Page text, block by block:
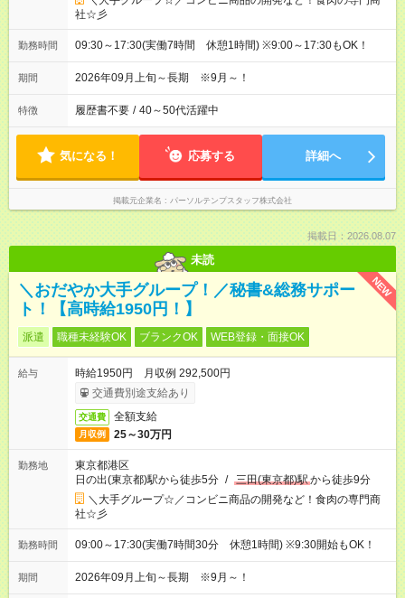
社☆彡
勤務時間 09:30～17:30(実働7時間 休憩1時間) ※9:00～17:30もOK！
期間 2026年09月上旬～長期 ※9月～！
特徴 履歴書不要 / 40～50代活躍中
気になる！ 応募する 詳細へ
掲載元企業名 パーソルテンプスタッフ株式会社
掲載日：2026.08.07
未読
NEW
＼おだやか大手グループ！／秘書&総務サポー
ト！【高時給1950円！】
派遣 職種未経験OK ブランクOK WEB登録・面接OK
給与
時給1950円 月収例 292,500円
交通費別途支給あり
交通費 全額支給
月収例 25～30万円
勤務地
東京都港区
日の出(東京都)駅から徒歩5分 / 三田(東京都)駅から徒歩9分
＼大手グループ☆／コンビニ商品の開発など！食肉の専門商
社☆彡
勤務時間 09:00～17:30(実働7時間30分 休憩1時間) ※9:30開始もOK！
期間 2026年09月上旬～長期 ※9月～！